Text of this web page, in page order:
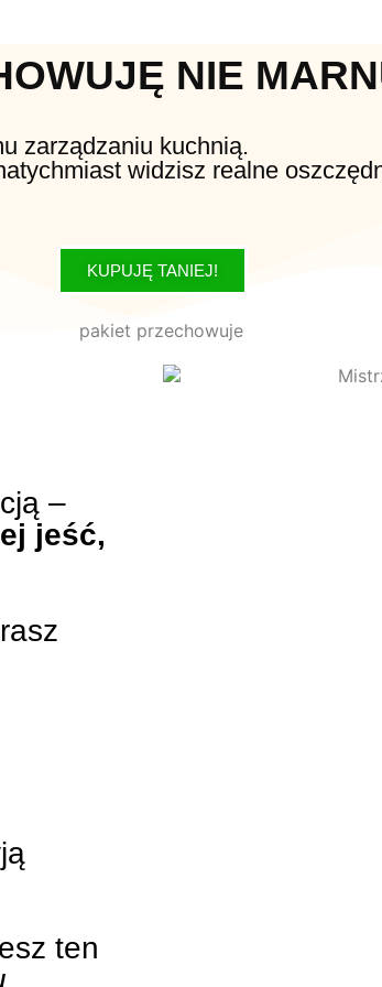
NIE
zarządzaniu kuchnią.
widzisz realne
KUPUJĘ TANIEJ!
–
jeść,
ten